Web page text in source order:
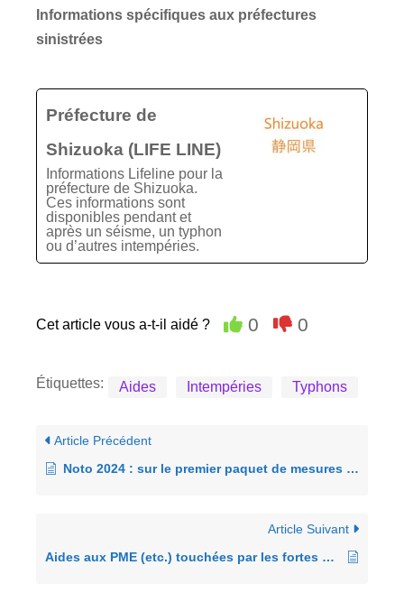
Informations spécifiques aux préfectures
sinistrées
Préfecture de
Shizuoka (LIFE LINE)
Informations Lifeline pour la
préfecture de Shizuoka.
Ces informations sont
disponibles pendant et
après un séisme, un typhon
ou d’autres intempéries.
Cet article vous a-t-il aidé ? 0 0
Étiquettes: Aides Intempéries Typhons
Article Précédent
Noto 2024 : sur le premier paquet de mesures d’aide
Article Suivant
Aides aux PME (etc.) touchées par les fortes pluies depuis le 6 août 2025